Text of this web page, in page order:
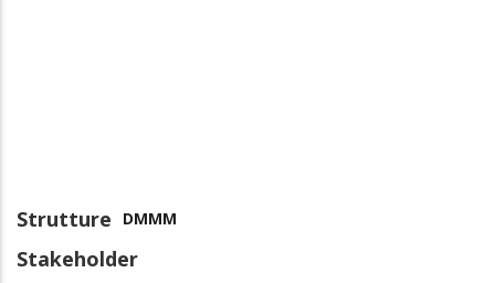
Strutture DMMM
Stakeholder